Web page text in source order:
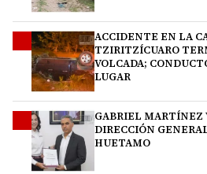
ACCIDENTE EN LA
TZIRITZÍCUARO
VOLCADA;
LUGAR
GABRIEL MARTÍNEZ
DIRECCIÓN
HUETAMO